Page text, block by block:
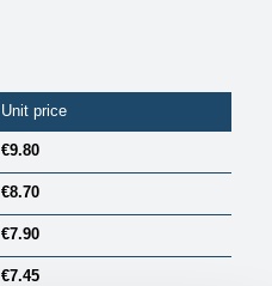
Unit price
€9.80
€8.70
€7.90
€7.45